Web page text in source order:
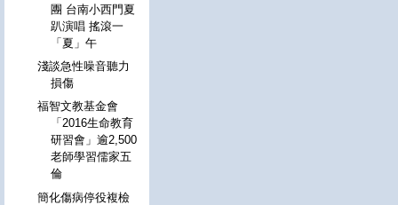
團 台南小西門夏
趴演唱 搖滾一
「夏」午
淺談急性噪音聽力
損傷
福智文教基金會
「2016生命教育
研習會」逾2,500
老師學習儒家五
倫
簡化傷病停役複檢